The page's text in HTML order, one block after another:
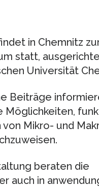
in Chemnitz
statt,
Universität
Beiträge
Möglichkeiten,
Mikro- und
beraten die
auch in